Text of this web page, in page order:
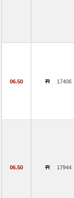
06.50 17406
06.50 17944